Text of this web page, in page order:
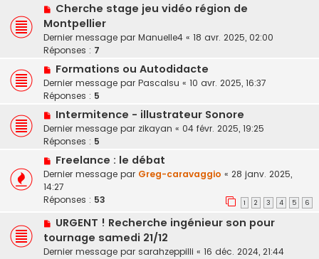
Cherche stage jeu vidéo région de
Montpellier
Dernier message par Manuelle4 « 18 avr. 2025, 02:00
Réponses : 7
Formations ou Autodidacte
Dernier message par Pascalsu « 10 avr. 2025, 16:37
Réponses : 5
Intermitence - illustrateur Sonore
Dernier message par zikayan « 04 févr. 2025, 19:25
Réponses : 5
Freelance : le débat
Dernier message par Greg-caravaggio « 28 janv. 2025,
14:27
Réponses : 53 1 2 3 4 5 6
URGENT ! Recherche ingénieur son pour
tournage samedi 21/12
Dernier message par sarahzeppilli « 16 déc. 2024, 21:44